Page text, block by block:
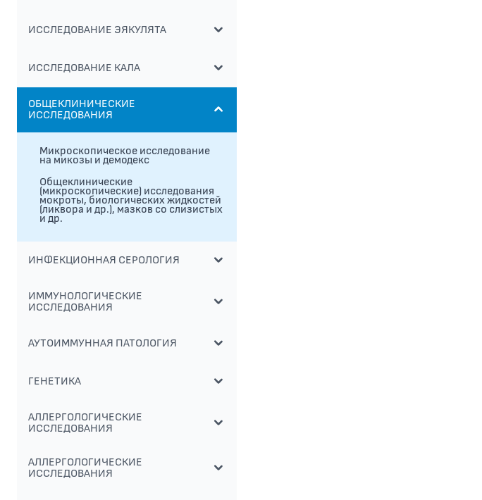
ИССЛЕДОВАНИЕ ЭЯКУЛЯТА
ИССЛЕДОВАНИЕ КАЛА
ОБЩЕКЛИНИЧЕСКИЕ
ИССЛЕДОВАНИЯ
Микроскопическое исследование
на микозы и демодекс
Общеклинические
(микроскопические) исследования
мокроты, биологических жидкостей
(ликвора и др.), мазков со слизистых
и др.
ИНФЕКЦИОННАЯ СЕРОЛОГИЯ
ИММУНОЛОГИЧЕСКИЕ
ИССЛЕДОВАНИЯ
АУТОИММУННАЯ ПАТОЛОГИЯ
ГЕНЕТИКА
АЛЛЕРГОЛОГИЧЕСКИЕ
ИССЛЕДОВАНИЯ
АЛЛЕРГОЛОГИЧЕСКИЕ
ИССЛЕДОВАНИЯ